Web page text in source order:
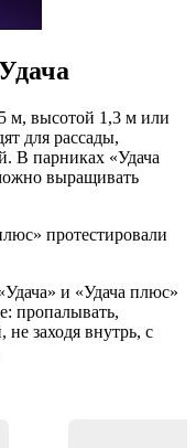
м, высотой 1,3 м или
для рассады,
В парниках «Удача
выращивать
протестировали
и «Удача плюс»
пропалывать,
не заходя внутрь, с